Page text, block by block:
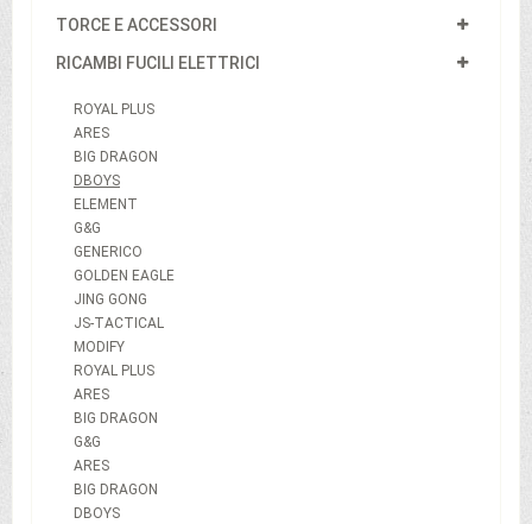
TORCE E ACCESSORI
RICAMBI FUCILI ELETTRICI
ROYAL PLUS
ARES
BIG DRAGON
DBOYS
ELEMENT
G&G
GENERICO
GOLDEN EAGLE
JING GONG
JS-TACTICAL
MODIFY
ROYAL PLUS
ARES
BIG DRAGON
G&G
ARES
BIG DRAGON
DBOYS